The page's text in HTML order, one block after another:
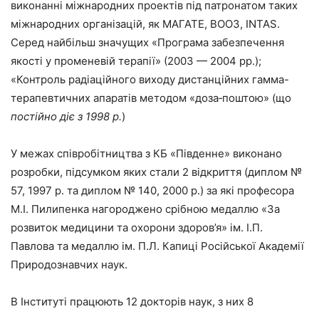
виконанні міжна­родних проектів під патронатом таких
міжнародних організацій, як МАГАТЕ, ВООЗ, INTAS.
Серед най­більш значущих «Програма забез­печення
якості у променевій терапії» (2003 — 2004 рр.);
«Контроль радіа­ційного виходу дистанційних гамма-
терапевтичних апаратів методом «до­за‑поштою» (що
постійно діє з 1998 р.)
У межах співробітництва з КБ «Південне» виконано
розробки, під­сумком яких стали 2 відкриття (дип­лом №
57, 1997 р. та диплом № 140, 2000 р.) за які професора
М.І. Пили­пенка нагороджено срібною медаллю «За
розвиток медицини та охорони здоров’я» ім. І.П.
Павлова та медал­лю ім. П.Л. Капиці Російської Ака­демії
Природознавчих наук.
В Інституті працюють 12 докто­рів наук, з них 8